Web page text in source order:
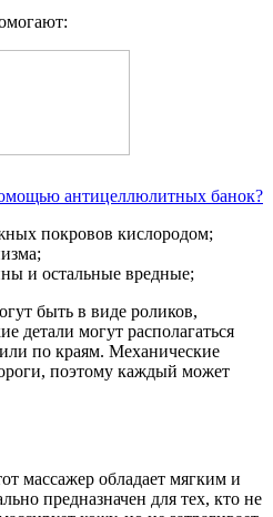
антицеллюлитных банок?
покровов кислородом;
и остальные вредные;
быть в виде роликов,
детали могут располагаться
по краям. Механические
поэтому каждый может
массажер обладает мягким и
предназначен для тех, кто не